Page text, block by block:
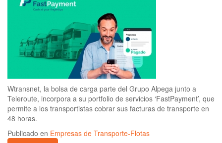
Wtransnet, la bolsa de carga parte del Grupo Alpega junto a
Teleroute, incorpora a su portfolio de servicios ‘FastPayment’, que
permite a los transportistas cobrar sus facturas de transporte en
48 horas.
Publicado en Empresas de Transporte-Flotas